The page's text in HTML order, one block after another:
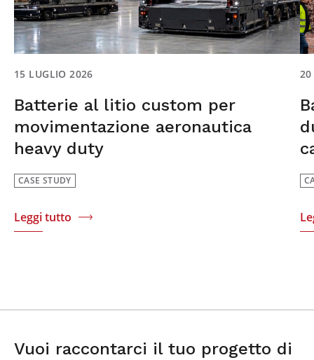
15 LUGLIO 2026
Batterie al litio custom per
movimentazione aeronautica
heavy duty
CASE STUDY
Leggi tutto
20
Vuoi raccontarci il tuo progetto di